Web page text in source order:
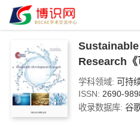
Research《
学科领域: 可持
ISSN: 2690-
收录数据库: 谷